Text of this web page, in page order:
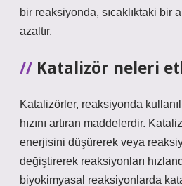
bir reaksiyonda, sıcaklıktaki bir
azaltır.
Katalizör neleri
Katalizörler, reaksiyonda
hızını artıran maddelerdir.
enerjisini düşürerek veya
değiştirerek reaksiyonları
biyokimyasal reaksiyonlarda